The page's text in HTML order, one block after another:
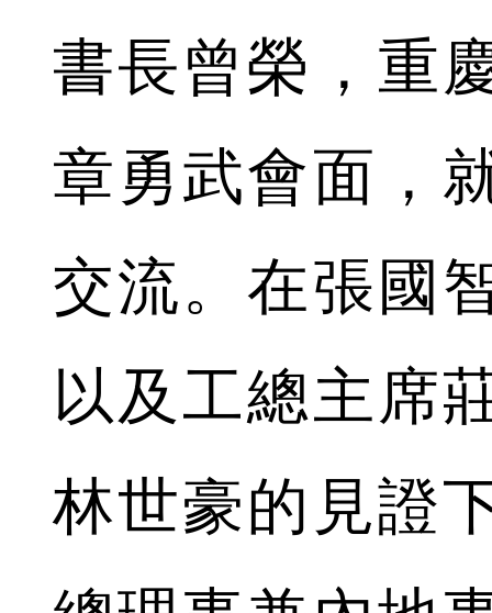
書長曾榮，重
章勇武會面，
交流。在張國
以及工總主席
林世豪的見證